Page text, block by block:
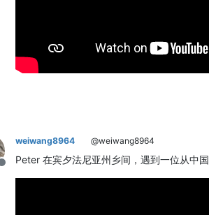
Offline
weiwang8964 @weiwang8964
Peter 在宾夕法尼亚州乡间，遇到一位从中